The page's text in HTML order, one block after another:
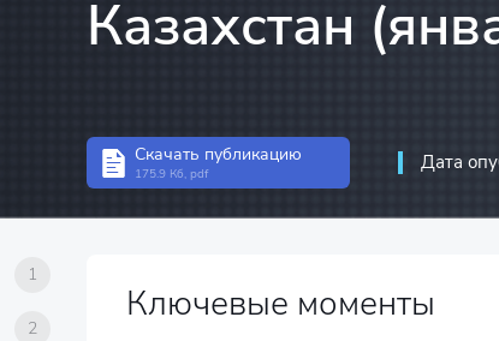
Статистика
связи
Казахстан
Скачать публикацию
175.9 Кб, pdf Дата
1
2
Ключевые моменты